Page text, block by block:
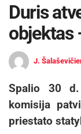
Duris
objektas
J.
Spalio 30 d.
komisija
priestato